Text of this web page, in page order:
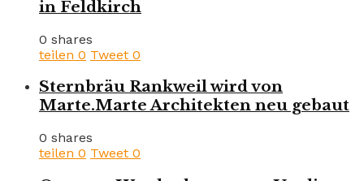
in Feldkirch
0 shares
teilen 0 Tweet 0
Sternbräu Rankweil wird von
Marte.Marte Architekten neu gebaut
0 shares
teilen 0 Tweet 0